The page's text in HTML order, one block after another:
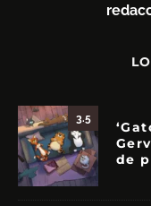
3.5
de